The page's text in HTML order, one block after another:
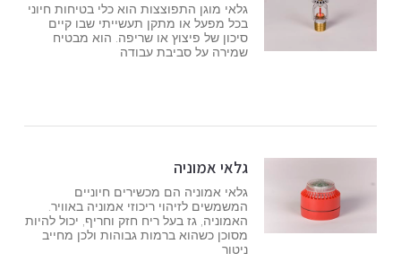
גלאי מוגן התפוצצות הוא כלי בטיחות חיוני
בכל מפעל או מתקן תעשייתי שבו קיים
סיכון של פיצוץ או שריפה. הוא מבטיח
שמירה על סביבת עבודה
גלאי אמוניה
גלאי אמוניה הם מכשירים חיוניים
המשמשים לזיהוי ריכוזי אמוניה באוויר.
האמוניה, גז בעל ריח חזק וחריף, יכול להיות
מסוכן כשהוא ברמות גבוהות ולכן מחייב
ניטור